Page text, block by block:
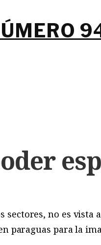
sectores, no es
paraguas para la